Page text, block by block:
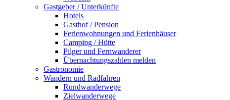
Gastgeber / Unterkünfte
Hotels
Gasthof / Pension
Ferienwohnungen und Ferienhäuser
Camping / Hütte
Pilger und Fernwanderer
Übernachtungszahlen melden
Gastronomie
Wandern und Radfahren
Rundwanderwege
Zielwanderwege